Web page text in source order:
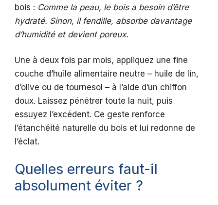
bois : Comme la peau, le bois a besoin d’être
hydraté. Sinon, il fendille, absorbe davantage
d’humidité et devient poreux.
Une à deux fois par mois, appliquez une fine
couche d’huile alimentaire neutre – huile de lin,
d’olive ou de tournesol – à l’aide d’un chiffon
doux. Laissez pénétrer toute la nuit, puis
essuyez l’excédent. Ce geste renforce
l’étanchéité naturelle du bois et lui redonne de
l’éclat.
Quelles erreurs faut-il
absolument éviter ?